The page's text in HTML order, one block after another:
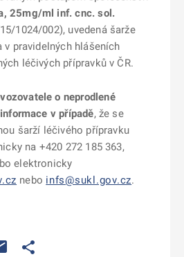
25mg/ml inf. cnc. sol.
1024/002), uvedená šarže
pravidelných hlášeních
léčivých přípravků v ČR.
o neprodlené
v případě, že se
šarží léčivého přípravku
na +420 272 185 363,
elektronicky
nebo infs@sukl.gov.cz.
na nové kartě
otevře na nové kartě
se otevře na nové kartě